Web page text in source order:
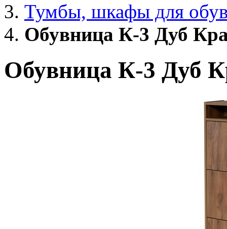
Тумбы, шкафы для
Обувница К-3 Дуб
Обувница К-3 Дуб